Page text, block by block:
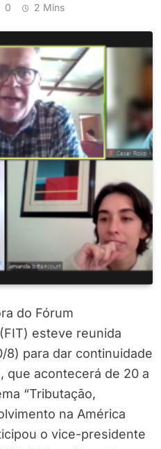
0 2 Mins
do Fórum
esteve reunida
para dar continuidade
que acontecerá de 20 a
“Tributação,
na América
o vice-presidente